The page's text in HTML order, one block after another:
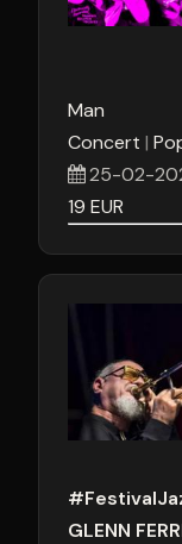
Man
Concert
25-02-
19 EUR
GLENN